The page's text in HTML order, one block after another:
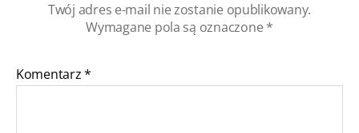
Twój adres e-mail nie zostanie opublikowany.
Wymagane pola są oznaczone *
Komentarz*